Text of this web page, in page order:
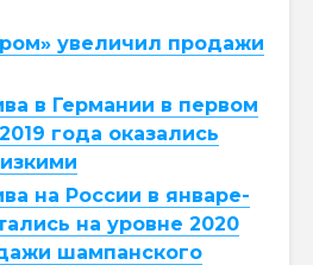
увеличил продажи
в Германии в первом
года оказались
на России в январе-
на уровне 2020
шампанского